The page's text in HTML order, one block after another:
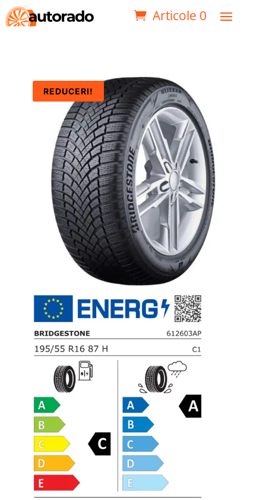
Articole 0
REDUCERI!